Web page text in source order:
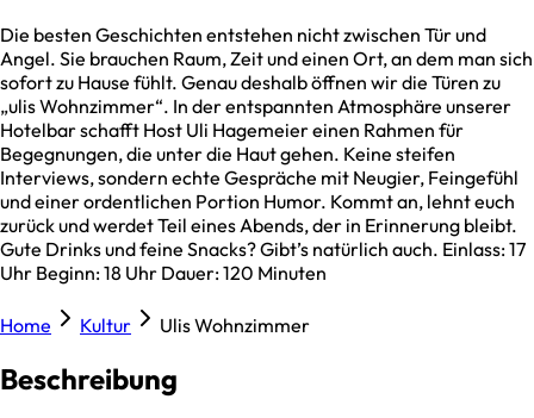
Die besten Geschichten entstehen nicht zwischen Tür und
Angel. Sie brauchen Raum, Zeit und einen Ort, an dem man sich
sofort zu Hause fühlt. Genau deshalb öffnen wir die Türen zu
„ulis Wohnzimmer“. In der entspannten Atmosphäre unserer
Hotelbar schafft Host Uli Hagemeier einen Rahmen für
Begegnungen, die unter die Haut gehen. Keine steifen
Interviews, sondern echte Gespräche mit Neugier, Feingefühl
und einer ordentlichen Portion Humor. Kommt an, lehnt euch
zurück und werdet Teil eines Abends, der in Erinnerung bleibt.
Gute Drinks und feine Snacks? Gibt’s natürlich auch. Einlass: 17
Uhr Beginn: 18 Uhr Dauer: 120 Minuten
Home Kultur Ulis Wohnzimmer
Beschreibung